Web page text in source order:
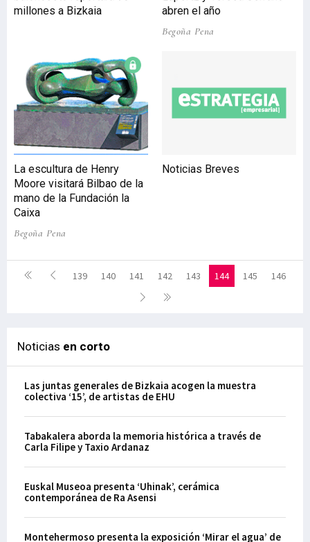
millones a Bizkaia
abren el año
Begoña Pena
La escultura de Henry
Moore visitará Bilbao de la
mano de la Fundación la
Caixa
Begoña Pena
Noticias Breves
139 140 141 142 143 144 145 146
Noticias en corto
Las juntas generales de Bizkaia acogen la muestra
colectiva ‘15’, de artistas de EHU
Tabakalera aborda la memoria histórica a través de
Carla Filipe y Taxio Ardanaz
Euskal Museoa presenta ‘Uhinak’, cerámica
contemporánea de Ra Asensi
Montehermoso presenta la exposición ‘Mirar el agua’ de